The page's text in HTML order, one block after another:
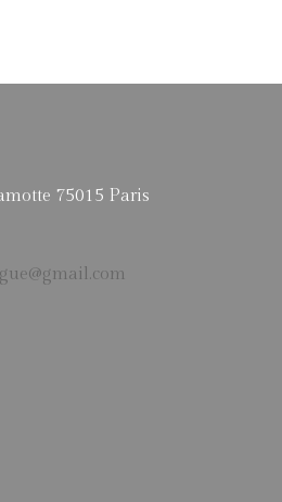
75015 Paris